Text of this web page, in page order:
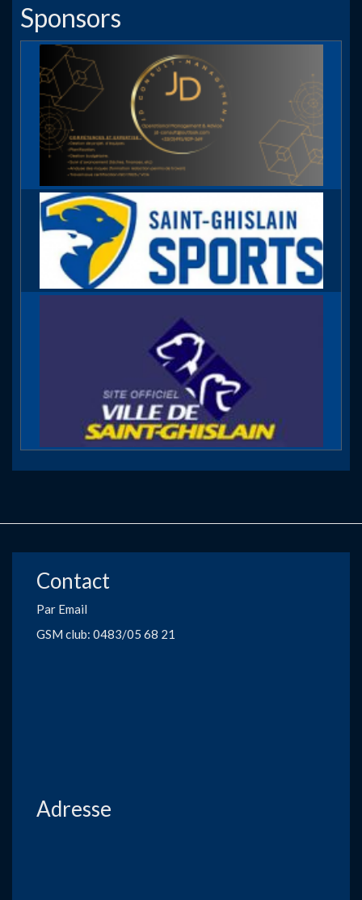
Sponsors
Contact
Par Email
GSM club: 0483/05 68 21
Adresse